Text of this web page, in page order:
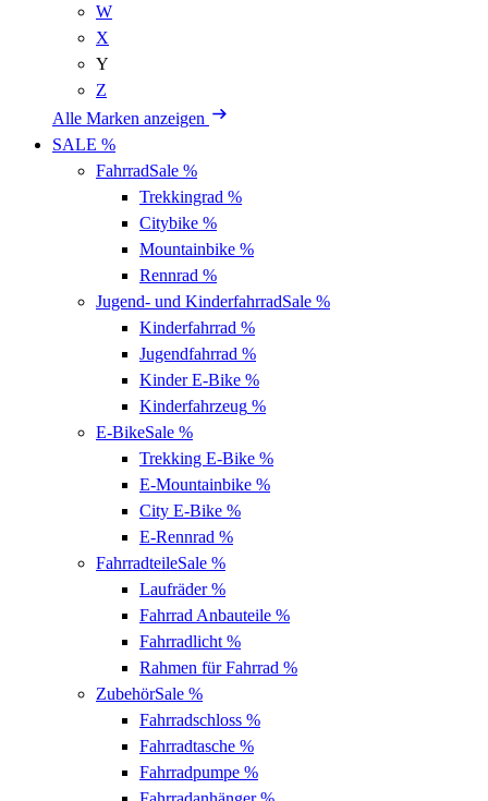
W
X
Y
Z
Alle Marken anzeigen
SALE %
FahrradSale %
Trekkingrad %
Citybike %
Mountainbike %
Rennrad %
Jugend- und KinderfahrradSale %
Kinderfahrrad %
Jugendfahrrad %
Kinder E-Bike %
Kinderfahrzeug %
E-BikeSale %
Trekking E-Bike %
E-Mountainbike %
City E-Bike %
E-Rennrad %
FahrradteileSale %
Laufräder%
Fahrrad Anbauteile %
Fahrradlicht %
Rahmen für Fahrrad %
ZubehörSale %
Fahrradschloss %
Fahrradtasche %
Fahrradpumpe %